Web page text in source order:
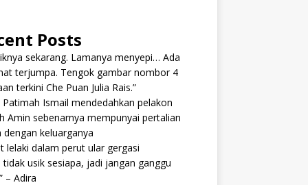
Posts
sekarang. Lamanya menyepi… Ada
terjumpa. Tengok gambar nombor 4
terkini Che Puan Julia Rais.”
Ismail mendedahkan pelakon
Amin sebenarnya mempunyai pertalian
dengan keluarganya
lelaki dalam perut ular gergasi
tidak usik sesiapa, jadi jangan ganggu
– Adira